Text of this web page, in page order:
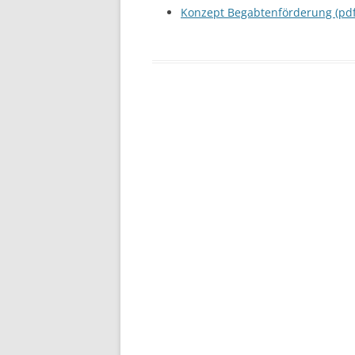
Konzept Begabtenförderung